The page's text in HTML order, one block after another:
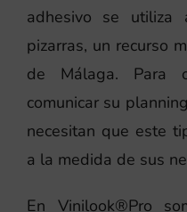
adhesivo se utiliza
pizarras, un recurso
de Málaga. Para
comunicar su
necesitan que este
a la medida de sus
En Vinilook®Pro